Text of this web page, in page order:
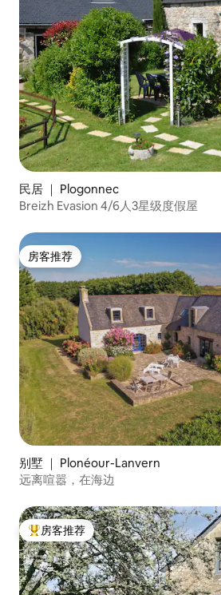
民居 ｜ Plogonnec
Breizh Evasion 4/6人3星级度假屋
房客推荐
房客推荐
别墅 ｜ Plonéour-Lanvern
远离喧嚣，在海边
热门「房客推荐」
房客推荐